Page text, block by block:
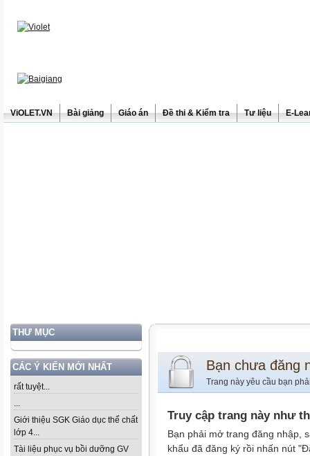
ViOLET.VN Bài giảng Giáo án Đề thi & Kiểm tra Tư liệu E-
THƯ MỤC
CÁC Ý KIẾN MỚI NHẤT
rất tuyệt...
...
Giới thiệu SGK Giáo dục thể chất
lớp 4...
Tài liệu phục vụ bồi dưỡng GV
Bạn chưa đăng
Trang này yêu cầu bạn
Truy cập trang này như
Bạn phải mở trang đăng nhập,
khẩu đã đăng ký rồi nhấn nút